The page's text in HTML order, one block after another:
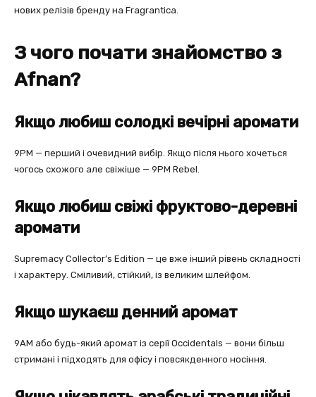
нових релізів бренду на Fragrantica.
З чого почати знайомство з
Afnan?
Якщо любиш солодкі вечірні аромати
9PM — перший і очевидний вибір. Якщо після нього хочеться
чогось схожого але свіжіше — 9PM Rebel.
Якщо любиш свіжі фруктово-деревні
аромати
Supremacy Collector’s Edition — це вже інший рівень складності
і характеру. Сміливий, стійкий, із великим шлейфом.
Якщо шукаєш денний аромат
9AM або будь-який аромат із серії Occidentals — вони більш
стримані і підходять для офісу і повсякденного носіння.